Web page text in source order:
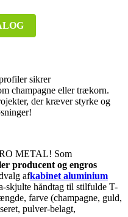
sikrer
champagne eller trækorn.
der kræver styrke og
METAL! Som
producent og engros
afkabinet aluminium
skjulte håndtag til stilfulde T-
farve (champagne, guld,
pulver-belagt,